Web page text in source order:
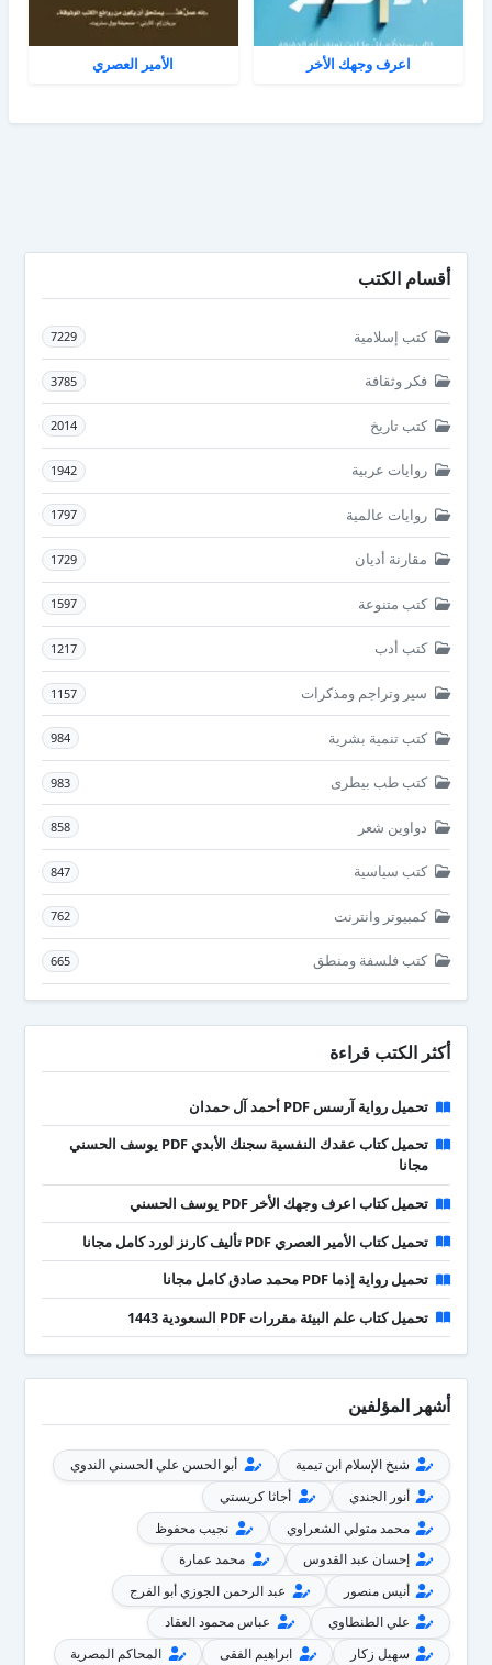
اعرف وجهك الأخر الأمير العصري
أقسام الكتب
كتب إسلامية 7229
فكر وثقافة 3785
كتب تاريخ 2014
روايات عربية 1942
روايات عالمية 1797
مقارنة أديان 1729
كتب متنوعة 1597
كتب أدب 1217
سير وتراجم ومذكرات 1157
كتب تنمية بشرية 984
كتب طب بيطرى 983
دواوين شعر 858
كتب سياسية 847
كمبيوتر وانترنت 762
كتب فلسفة ومنطق 665
أكثر الكتب قراءة
تحميل رواية آرسس PDF أحمد آل حمدان
تحميل كتاب عقدك النفسية سجنك الأبدي PDF يوسف الحسني
مجانا
تحميل كتاب اعرف وجهك الأخر PDF يوسف الحسني
تحميل كتاب الأمير العصري PDF تأليف كارنز لورد كامل مجانا
تحميل رواية إذما PDF محمد صادق كامل مجانا
تحميل كتاب علم البيئة مقررات PDF السعودية 1443
أشهر المؤلفين
شيخ الإسلام ابن تيمية
أبو الحسن علي الحسني الندوي
أنور الجندي
أجاثا كريستي
محمد متولي الشعراوي
نجيب محفوظ
إحسان عبد القدوس
محمد عمارة
أنيس منصور
عبد الرحمن الجوزي أبو الفرج
علي الطنطاوي
عباس محمود العقاد
سهيل زكار
ابراهيم الفقى المحاكم المصرية